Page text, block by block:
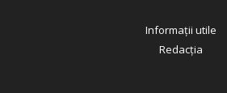
Informații utile
Redacția